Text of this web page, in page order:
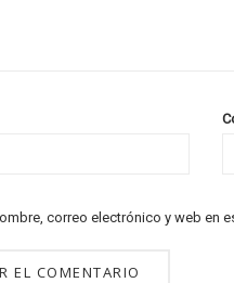
correo electrónico y web en